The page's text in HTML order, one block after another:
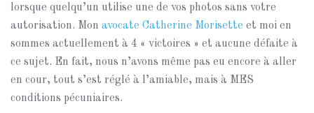
lorsque quelqu’un utilise une de vos photos sans votre
autorisation. Mon avocate Catherine Morisette et moi en
sommes actuellement à 4 « victoires » et aucune défaite à
ce sujet. En fait, nous n’avons même pas eu encore à aller
en cour, tout s’est réglé à l’amiable, mais à MES
conditions pécuniaires.